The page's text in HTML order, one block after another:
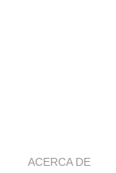
ACERCA DE